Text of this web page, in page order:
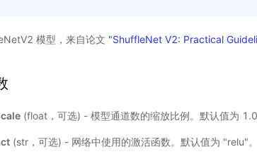
模型，来自论文 "ShuffleNet V2: Practical
(float，可选) - 模型通道数的缩放比例。默认值为 1.0
(str，可选) - 网络中使用的激活函数。默认值为 "relu"。